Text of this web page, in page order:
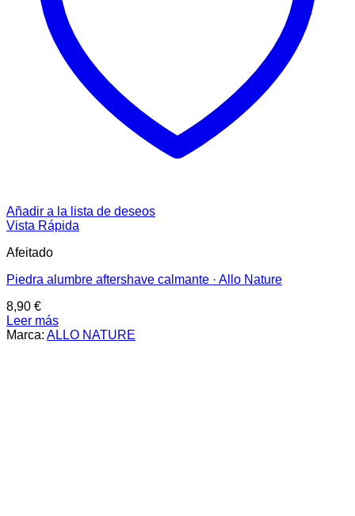
Añadir a la lista de deseos
Vista Rápida
Afeitado
Piedra alumbre aftershave calmante · Allo Nature
8,90 €
Leer más
Marca: ALLO NATURE